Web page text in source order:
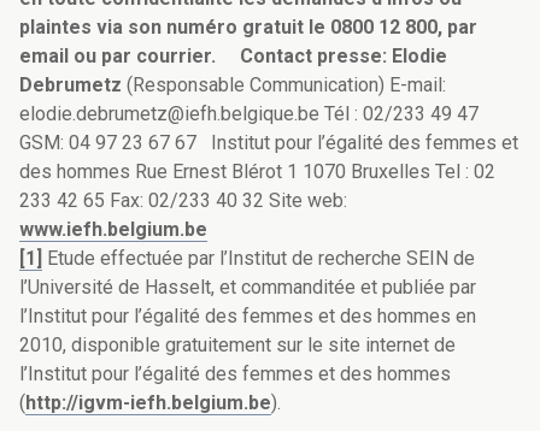
plaintes via son numéro gratuit le 0800 12 800, par
email ou par courrier.
Contact presse: Elodie
Debrumetz (Responsable Communication) E-mail:
elodie.debrumetz@iefh.belgique.be Tél : 02/233 49 47
GSM: 04 97 23 67 67 Institut pour l’égalité des femmes et
des hommes Rue Ernest Blérot 1 1070 Bruxelles Tel : 02
233 42 65 Fax: 02/233 40 32 Site web:
www.iefh.belgium.be
[1]
Etude effectuée par l’Institut de recherche SEIN de
l’Université de Hasselt, et commanditée et publiée par
l’Institut pour l’égalité des femmes et des hommes en
2010, disponible gratuitement sur le site internet de
l’Institut pour l’égalité des femmes et des hommes
( http://igvm-iefh.belgium.be).